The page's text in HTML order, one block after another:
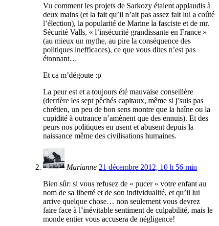
Vu comment les projets de Sarkozy étaient applaudis à
deux mains (et la fait qu’il n’ait pas assez fait lui a coûté
l’élection), la popularité de Marine la fasciste et de mr.
Sécurité Valls, « l’insécurité grandissante en France »
(au mieux un mythe, au pire la conséquence des
politiques inefficaces), ce que vous dites n’est pas
étonnant…
Et ca m’dégoute :p
La peur est et a toujours été mauvaise conseillère
(derrière les sept pêchés capitaux, même si j’suis pas
chrétien, un peu de bon sens montre que la haîne ou la
cupidité à outrance n’amènent que des ennuis). Et des
peurs nos politiques en usent et abusent depuis la
naissance même des civilisations humaines.
Marianne 21 décembre 2012, 10 h 56 min
Bien sûr: si vous refusez de « pucer » votre enfant au
nom de sa liberté et de son individualité, et qu’il lui
arrive quelque chose… non seulement vous devrez
faire face à l’inévitable sentiment de culpabilité, mais le
monde entier vous accusera de négligence!